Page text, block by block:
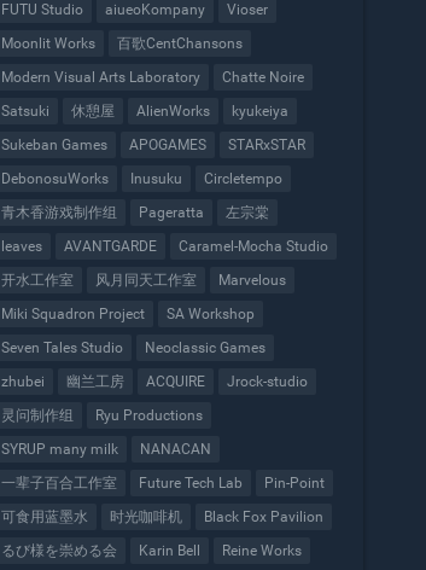
FUTU Studio
aiueoKompany
Vioser
Moonlit Works
百歌CentChansons
Modern Visual Arts Laboratory
Chatte Noire
Satsuki
休憩屋 AlienWorks
kyukeiya
Sukeban Games
APOGAMES
STARxSTAR
DebonosuWorks
Inusuku
Circletempo
青木香游戏制作组
Pageratta
左宗棠
leaves
AVANTGARDE
Caramel-Mocha Studio
开水工作室
风月同天工作室
Marvelous
Miki Squadron Project
SA Workshop
Seven Tales Studio
Neoclassic Games
zhubei
幽兰工房 ACQUIRE
Jrock-studio
灵问制作组
Ryu Productions
SYRUP many milk
NANACAN
一辈子百合工作室
Future Tech Lab
Pin-Point
可食用蓝墨水
时光咖啡机
Black Fox Pavilion
るび様を崇める会
Karin Bell Reine Works